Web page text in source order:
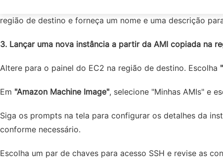
região de destino e forneça um nome e uma descrição
3. Lançar uma nova instância a partir da AMI copiada na
Altere para o painel do EC2 na região de destino. Escolha
Em "Amazon Machine Image", selecione "Minhas AMIs" e
Siga os prompts na tela para configurar os detalhes da
conforme necessário.
Escolha um par de chaves para acesso SSH e revise as